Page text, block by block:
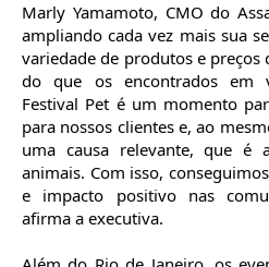
Marly Yamamoto, CMO do
ampliando cada vez mais sua
variedade de produtos e
do que os encontrados em
Festival Pet é um momento
para nossos clientes e, ao
uma causa relevante, que é
animais. Com isso,
e impacto positivo nas
afirma a executiva.